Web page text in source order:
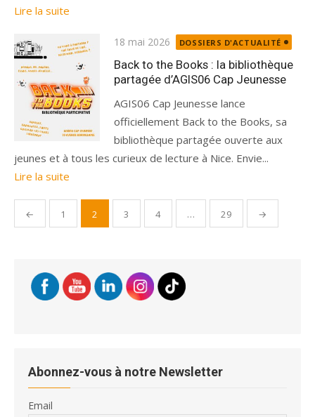
Lire la suite
Publié
le
18 mai 2026 DOSSIERS D'ACTUALITÉ
Back to the Books : la bibliothèque
partagée d’AGIS06 Cap Jeunesse
AGIS06 Cap Jeunesse lance
officiellement Back to the Books, sa
bibliothèque partagée ouverte aux
jeunes et à tous les curieux de lecture à Nice. Envie...
Lire la suite
Pagination
des
← 1 2 3 4 … 29 →
Abonnez-vous à notre Newsletter
Email